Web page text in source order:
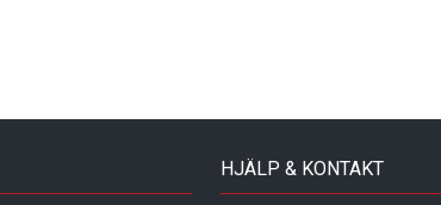
HJÄLP & KONTAKT